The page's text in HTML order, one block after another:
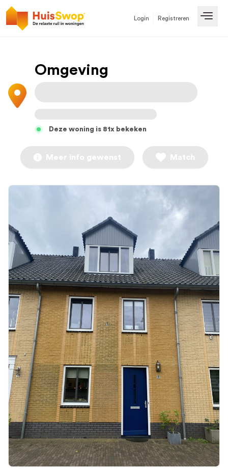
Login Registreren
Omgeving
Deze woning is 81x bekeken
Meer info gewenst Match